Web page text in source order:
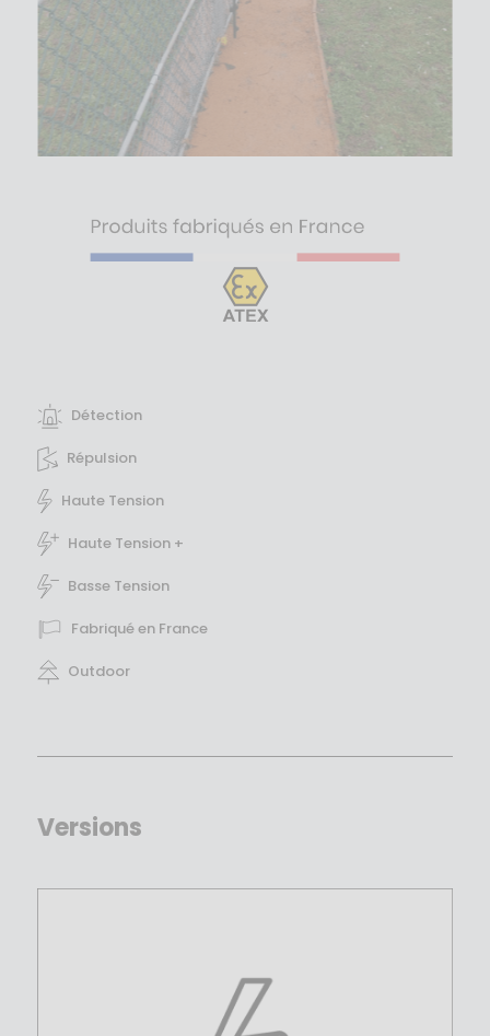
Détection
Répulsion
Haute Tension
Haute Tension +
Basse Tension
Fabriqué en France
Outdoor
Versions